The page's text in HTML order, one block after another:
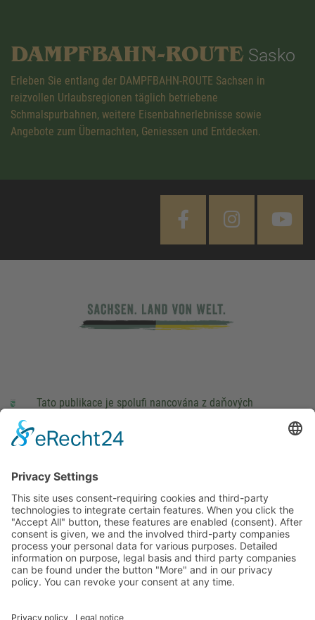
DAMPFBAHN-ROUTE Sasko
Erleben Sie entlang der DAMPFBAHN-ROUTE Sachsen in
reizvollen Urlaubsregionen täglich betriebene
Schmalspurbahnen, weitere Eisenbahnerlebnisse sowie
Angebote zum Übernachten, Geniessen und Entdecken.
Tato publikace je spolufi nancována z daňových
Saského Zemského sněmu.
This site uses consent-requiring cookies and third-party
technologies to integrate certain features. When you click the
"Accept All" button, these features are enabled (consent).
After consent is given, we and the involved third-party
companies process your personal data for various purposes.
companies can be found under the button "More" and in our